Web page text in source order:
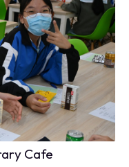
Cafe